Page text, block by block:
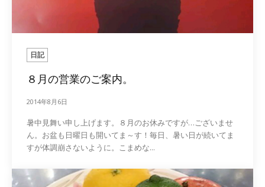
日記
８月の営業のご案内。
2014年8月6日
暑中見舞い申し上げます。８月のお休みですが…ございませ
ん。お盆も日曜日も開いてま～す！毎日、暑い日が続いてま
すが体調崩さないように。こまめな...